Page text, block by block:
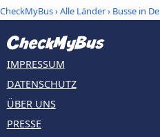
CheckMyBus›Alle Länder› Busse in
IMPRESSUM
DATENSCHUTZ
ÜBER UNS
PRESSE